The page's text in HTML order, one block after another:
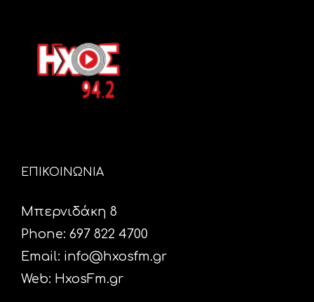
ΕΠΙΚΟΙΝΩΝΙΑ
Μπερνιδάκη 8
Phone: 697 822 4700
Email: info@hxosfm.gr
Web: HxosFm.gr